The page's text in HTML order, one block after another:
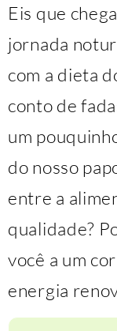
Eis que
jornada
com a dieta
conto de
um
do nosso
entre a
qualidade?
você a um
energia